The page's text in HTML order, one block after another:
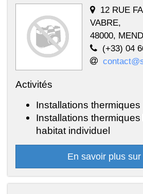
12 RUE
VABRE,
48000,
(+33) 04
Activités
Installations thermiques
Installations
habitat individuel
En savoir plus sur